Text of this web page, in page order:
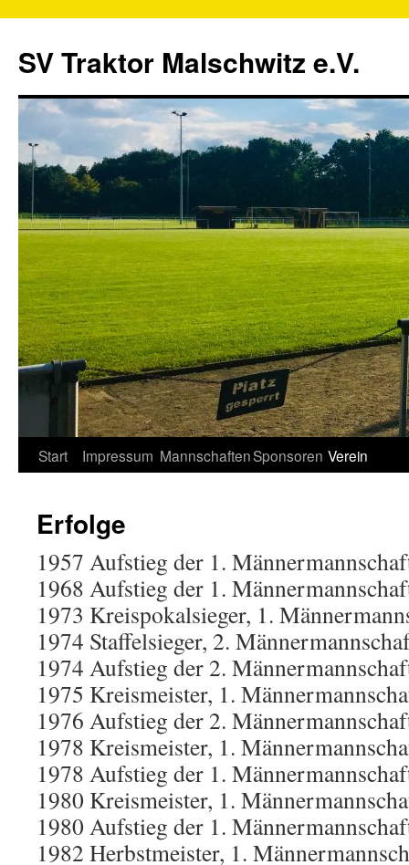
SV Traktor Malschwitz e.V.
Springe
Inhalt
Start Impressum MannschaftenSponsoren Verein
Erfolge
1957 Aufstieg der 1.
1968 Aufstieg der 1.
1973 Kreispokalsieger, 1.
1974 Staffelsieger, 2.
1974 Aufstieg der 2.
1975 Kreismeister, 1.
1976 Aufstieg der 2.
1978 Kreismeister, 1.
1978 Aufstieg der 1.
1980 Kreismeister, 1.
1980 Aufstieg der 1.
1982 Herbstmeister, 1.